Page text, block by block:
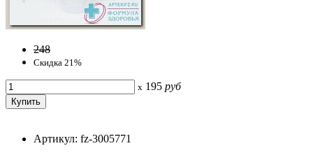
248
Скидка 21%
x 195 руб
Артикул: fz-3005771